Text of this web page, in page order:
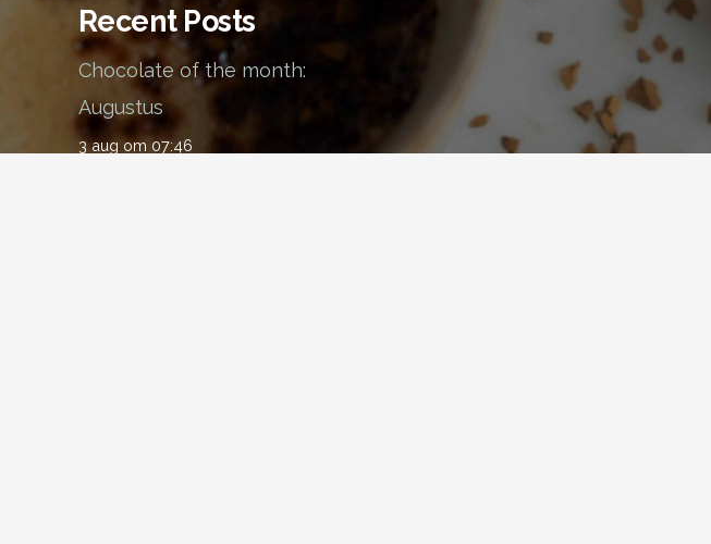
Recent Posts
Chocolate of the month:
Augustus
3 aug om 07:46